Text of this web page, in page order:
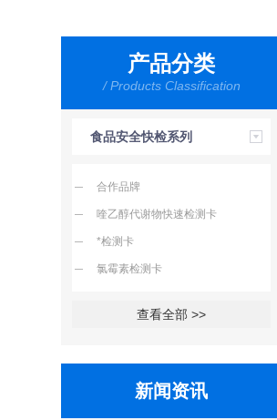
产品分类
/ Products Classification
食品安全快检系列
合作品牌
喹乙醇代谢物快速检测卡
*检测卡
氯霉素检测卡
查看全部 >>
新闻资讯